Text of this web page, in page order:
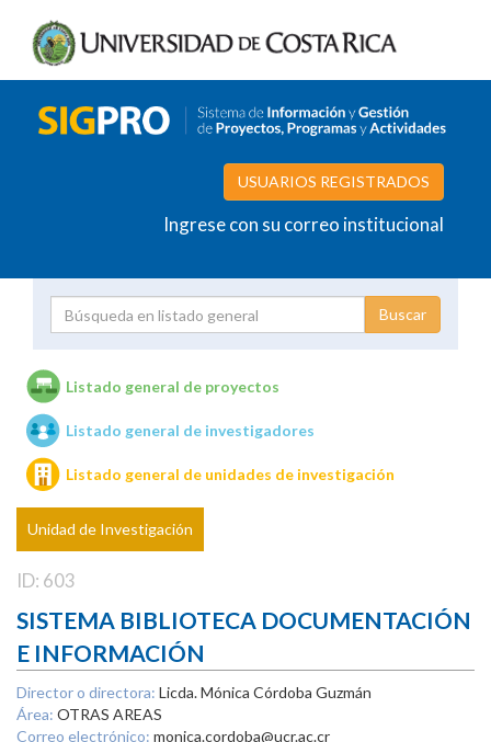
USUARIOS REGISTRADOS
Ingrese con su correo institucional
Unidades de investigación
Listado general de proyectos
Listado general de investigadores
Listado general de unidades de investigación
Unidad de Investigación
ID: 603
SISTEMA BIBLIOTECA DOCUMENTACIÓN
E INFORMACIÓN
Director o directora: Licda. Mónica Córdoba Guzmán
Área: OTRAS AREAS
Correo electrónico: monica.cordoba@ucr.ac.cr